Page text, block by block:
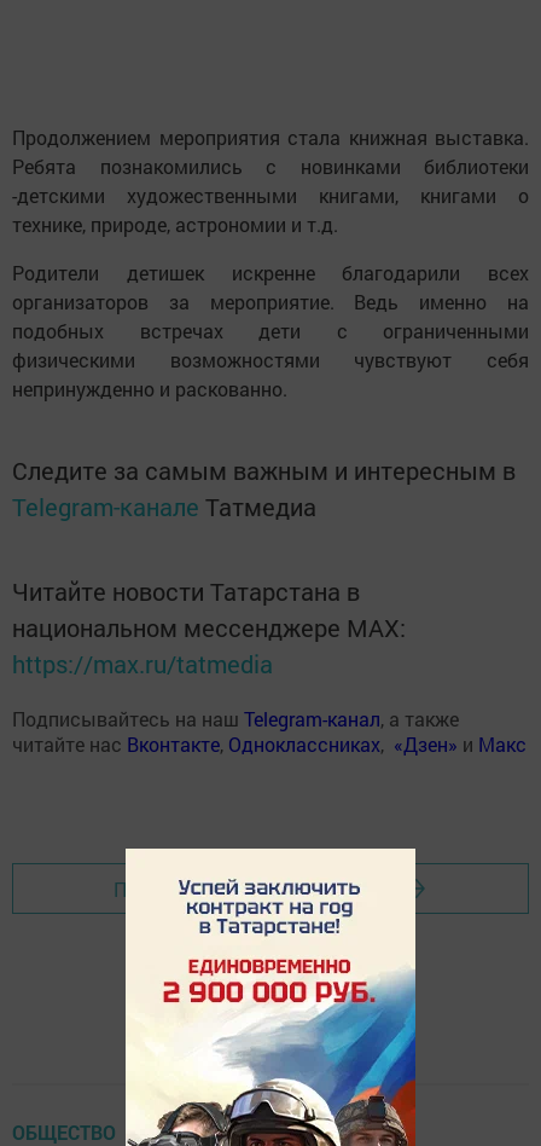
Продолжением мероприятия стала книжная выставка.
Ребята познакомились с новинками библиотеки
-детскими художественными книгами, книгами о
технике, природе, астрономии и т.д.
Родители детишек искренне благодарили всех
организаторов за мероприятие. Ведь именно на
подобных встречах дети с ограниченными
физическими возможностями чувствуют себя
непринужденно и раскованно.
Следите за самым важным и интересным в
Telegram-канале Татмедиа
Читайте новости Татарстана в
национальном мессенджере MАХ:
https://max.ru/tatmedia
Подписывайтесь на наш Telegram-канал, а также
читайте нас Вконтакте, Одноклассниках, «Дзен» и Макс
Перейти на страницу новости
ОБЩЕСТВО